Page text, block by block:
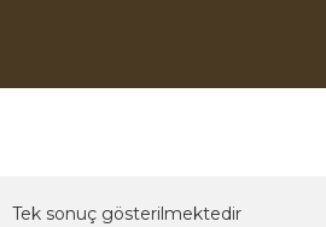
Tek sonuç gösterilmektedir